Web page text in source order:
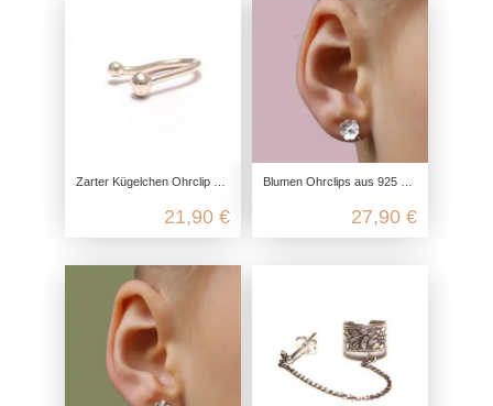
Zarter Kügelchen Ohrclip aus 925 Sterling Silber
21,90 €
Blumen Ohrclips aus 925 Sterling Silber
27,90 €